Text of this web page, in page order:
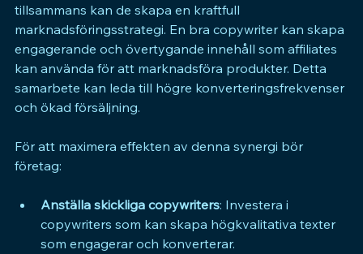
tillsammans kan de skapa en kraftfull
marknadsföringsstrategi. En bra copywriter kan skapa
engagerande och övertygande innehåll som affiliates
kan använda för att marknadsföra produkter. Detta
samarbete kan leda till högre konverteringsfrekvenser
och ökad försäljning.
För att maximera effekten av denna synergi bör
företag:
Anställa skickliga copywriters: Investera i
copywriters som kan skapa högkvalitativa texter
som engagerar och konverterar.